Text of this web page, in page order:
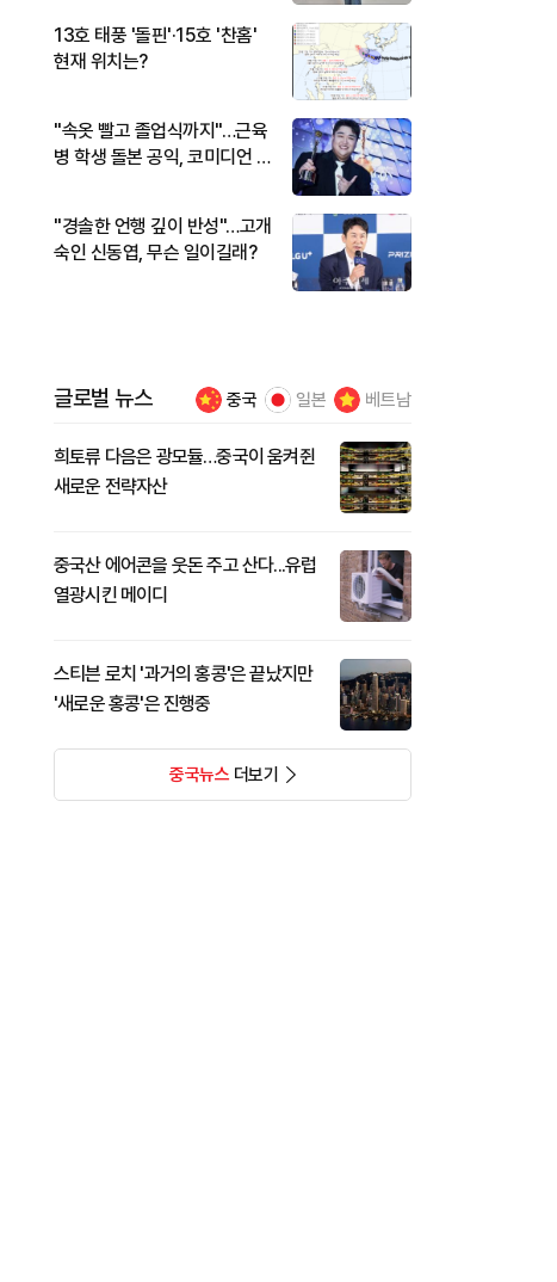
13호 태풍 '돌핀'·15호 '찬홈'
현재 위치는?
"속옷 빨고 졸업식까지"…근육
병 학생 돌본 공익, 코미디언 김
"경솔한 언행 깊이 반성"…고개
숙인 신동엽, 무슨 일이길래?
글로벌 뉴스 중국 일본 베트남
희토류 다음은 광모듈…중국이 움켜쥔
새로운 전략자산
중국산 에어콘을 웃돈 주고 산다...유럽
열광시킨 메이디
스티븐 로치 '과거의 홍콩'은 끝났지만
'새로운 홍콩'은 진행중
중국뉴스더보기